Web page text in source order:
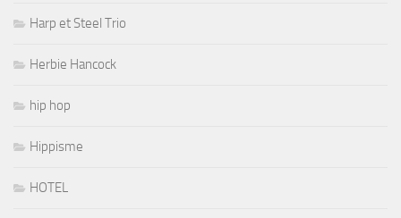
Harp et Steel Trio
Herbie Hancock
hip hop
Hippisme
HOTEL